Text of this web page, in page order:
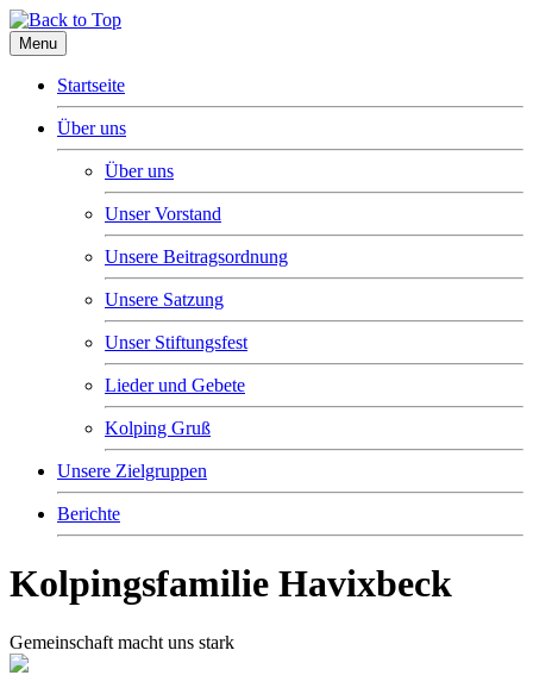
Menu
Startseite
Über uns
Über uns
Unser Vorstand
Unsere Beitragsordnung
Unsere Satzung
Unser Stiftungsfest
Lieder und Gebete
Kolping Gruß
Unsere Zielgruppen
Berichte
Kolpingsfamilie Havixbeck
Gemeinschaft macht uns stark